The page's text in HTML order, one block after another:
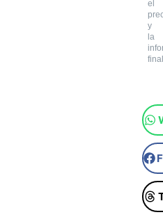
el
y
la